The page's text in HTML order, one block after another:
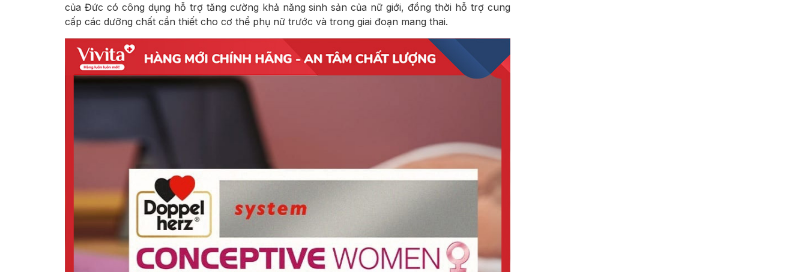
của Đức có công dụng hỗ trợ tăng cường khả năng sinh sản của nữ giới, đồng thời hỗ trợ cung
cấp các dưỡng chất cần thiết cho cơ thể phụ nữ trước và trong giai đoạn mang thai.